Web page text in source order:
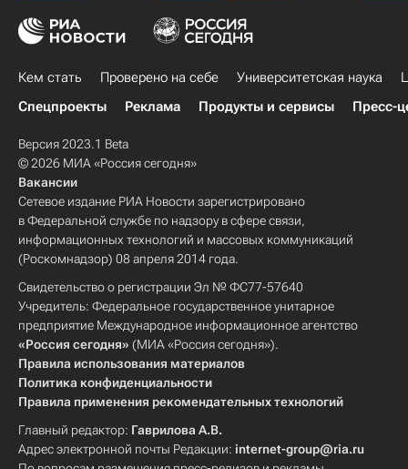
Кем стать Проверено на себе Университетская наука
Спецпроекты
Реклама Продукты и сервисы Пресс-
Версия 2023.1 Beta
© 2026 МИА «Россия сегодня»
Вакансии
Сетевое издание РИА Новости зарегистрировано
в Федеральной службе по надзору в сфере связи,
информационных технологий и массовых коммуникаций
(Роскомнадзор) 08 апреля 2014 года.
Свидетельство о регистрации Эл № ФС77-57640
Учредитель: Федеральное государственное унитарное
предприятие Международное информационное агентство
«Россия сегодня» (МИА «Россия сегодня»).
Правила использования материалов
Политика конфиденциальности
Правила применения рекомендательных технологий
Главный редактор: Гаврилова А.В.
Адрес электронной почты Редакции: internet-group@ria.ru